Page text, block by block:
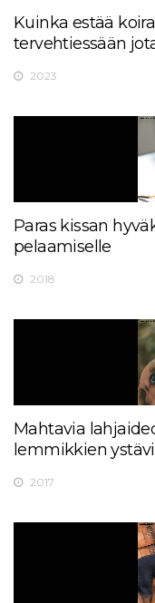
Kuinka estää
tervehtiessään
2023
Paras kissan
pelaamiselle
2018
Mahtavia
lemmikkien
2017